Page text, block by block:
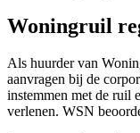
Woningruil
Als huurder van
aanvragen bij de
instemmen met de ruil
verlenen. WSN